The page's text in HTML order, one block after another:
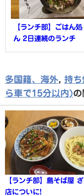
【ランチ部】ごはん
ん 2日連続のランチ
多国籍、海外, 持ち
ら車で15分以内)の
【ランチ部】島そば屋
店についに!